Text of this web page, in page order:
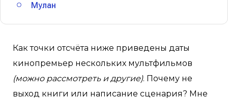
Мулан
Как точки отсчёта ниже приведены даты
кинопремьер нескольких мультфильмов
(можно рассмотреть и другие). Почему не
выход книги или написание сценария? Мне